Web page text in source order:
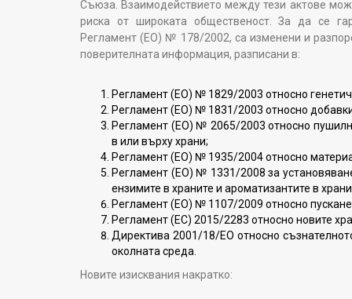
Съюза. Взаимодействието между тези актове
риска от широката общественост. За да се
Регламент (ЕО) № 178/2002, са изменени и
поверителната информация, разписани в:
Регламент (ЕО) № 1829/2003 относно
Регламент (ЕО) № 1831/2003 относно
Регламент (ЕО) № 2065/2003 относно
в или върху храни;
Регламент (ЕО) № 1935/2004 относно
Регламент (ЕО) № 1331/2008 за
ензимите в храните и ароматизантите в
Регламент (ЕО) № 1107/2009 относно
Регламент (ЕС) 2015/2283 относно новите
Директива 2001/18/ЕО относно
околната среда.
Новите изисквания накратко: